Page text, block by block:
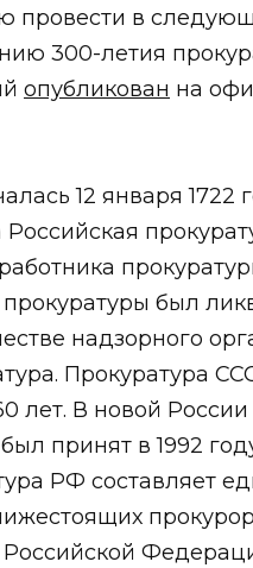
провести в
300-летия
опубликован на
12 января 1722
прокуратуры был
надзорного
Прокуратура
лет. В новой
принят в 1992
РФ составляет